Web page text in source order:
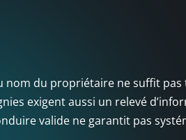
nom du propriétaire ne suffit
exigent aussi un relevé
valide ne garantit pas